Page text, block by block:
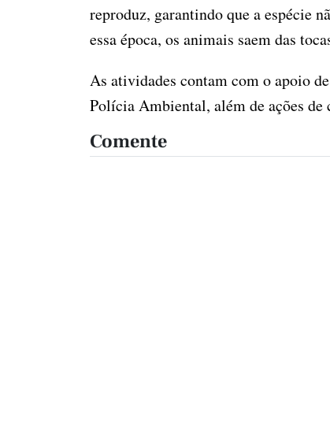
reproduz, garantindo que a espécie
essa época, os animais saem das
As atividades contam com o apoio
Polícia Ambiental, além de ações
Comente